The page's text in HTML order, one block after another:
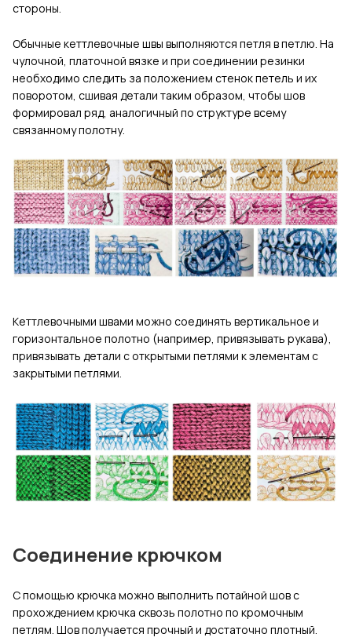
стороны.
Обычные кеттлевочные швы выполняются петля в петлю. На
чулочной, платочной вязке и при соединении резинки
необходимо следить за положением стенок петель и их
поворотом, сшивая детали таким образом, чтобы шов
формировал ряд, аналогичный по структуре всему
связанному полотну.
Кеттлевочными швами можно соединять вертикальное и
горизонтальное полотно (например, привязывать рукава),
привязывать детали с открытыми петлями к элементам с
закрытыми петлями.
Соединение крючком
С помощью крючка можно выполнить потайной шов с
прохождением крючка сквозь полотно по кромочным
петлям. Шов получается прочный и достаточно плотный.